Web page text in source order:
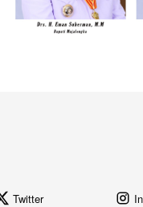
Twitter